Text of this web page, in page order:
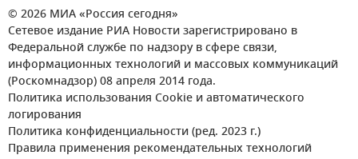
© 2026 МИА «Россия сегодня»
Сетевое издание РИА Новости зарегистрировано в
Федеральной службе по надзору в сфере связи,
информационных технологий и массовых коммуникаций
(Роскомнадзор) 08 апреля 2014 года.
Политика использования Cookie и автоматического
логирования
Политика конфиденциальности (ред. 2023 г.)
Правила применения рекомендательных технологий